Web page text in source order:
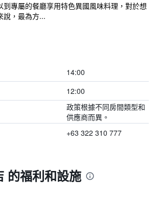
到專屬的餐廳享用特色異國風味料理，對於想
說，最為方...
14:00
12:00
政策根據不同房間類型和
供應商而異。
+63 322 310 777
的福利和設施